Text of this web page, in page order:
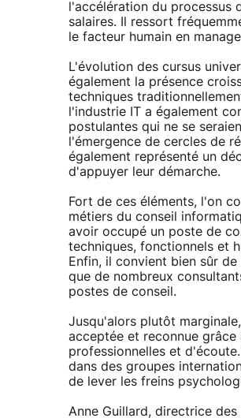
l'accélération du processus
salaires. Il ressort
le facteur humain en
L'évolution des cursus
également la présence
techniques
l'industrie IT a également
postulantes qui ne se
l'émergence de cercles de
également représenté un
d'appuyer leur démarche.
Fort de ces éléments, l'on
métiers du conseil
avoir occupé un poste de
techniques, fonctionnels et
Enfin, il convient bien sûr
que de nombreux
postes de conseil.
Jusqu'alors plutôt
acceptée et reconnue
professionnelles et
dans des groupes
de lever les freins
Anne Guillard, directrice des